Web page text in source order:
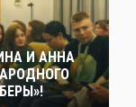
И АННА